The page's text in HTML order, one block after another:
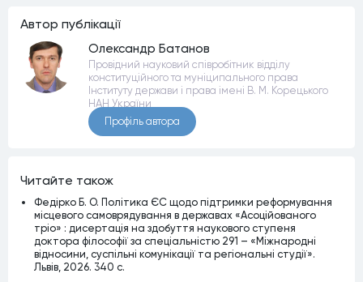
Автор публiкацiї
Олександр Батанов
Провідний науковий співробітник відділу
конституційного та муніципального права
Інституту держави і права імені В. М. Корецького
НАН України
Профiль автора
Читайте також
Федірко Б. О. Політика ЄС щодо підтримки реформування
місцевого самоврядування в державах «Асоційованого
тріо» : дисертація на здобуття наукового ступеня
доктора філософії за спеціальністю 291 – «Міжнародні
відносини, суспільні комунікації та регіональні студії».
Львів, 2026. 340 c.